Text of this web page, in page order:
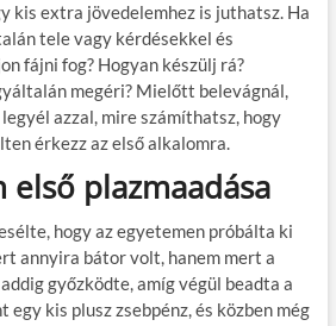
kis extra jövedelemhez is juthatsz. Ha
tele vagy kérdésekkel és
fájni fog? Hogyan készülj rá?
megéri? Mielőtt belevágnál,
azzal, mire számíthatsz, hogy
érkezz az első alkalomra.
első plazmaadása
hogy az egyetemen próbálta ki
annyira bátor volt, hanem mert a
győzködte, amíg végül beadta a
egy kis plusz zsebpénz, és közben még